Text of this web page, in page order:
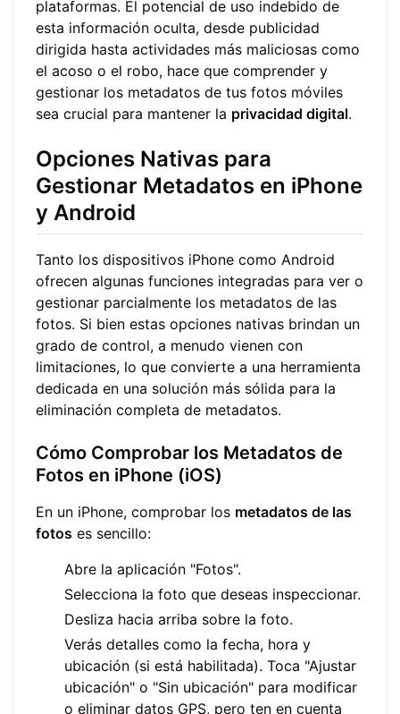
plataformas. El potencial de uso indebido de
esta información oculta, desde publicidad
dirigida hasta actividades más maliciosas como
el acoso o el robo, hace que comprender y
gestionar los metadatos de tus fotos móviles
sea crucial para mantener la privacidad digital.
Opciones Nativas para
Gestionar Metadatos en iPhone
y Android
Tanto los dispositivos iPhone como Android
ofrecen algunas funciones integradas para ver o
gestionar parcialmente los metadatos de las
fotos. Si bien estas opciones nativas brindan un
grado de control, a menudo vienen con
limitaciones, lo que convierte a una herramienta
dedicada en una solución más sólida para la
eliminación completa de metadatos.
Cómo Comprobar los Metadatos de
Fotos en iPhone (iOS)
En un iPhone, comprobar los metadatos de las
fotos es sencillo:
Abre la aplicación "Fotos".
Selecciona la foto que deseas inspeccionar.
Desliza hacia arriba sobre la foto.
Verás detalles como la fecha, hora y
ubicación (si está habilitada). Toca "Ajustar
ubicación" o "Sin ubicación" para modificar
o eliminar datos GPS, pero ten en cuenta